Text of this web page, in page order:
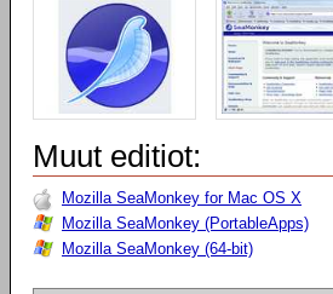
Muut editiot:
Mozilla SeaMonkey for Mac OS X
Mozilla SeaMonkey (PortableApps)
Mozilla SeaMonkey (64-bit)